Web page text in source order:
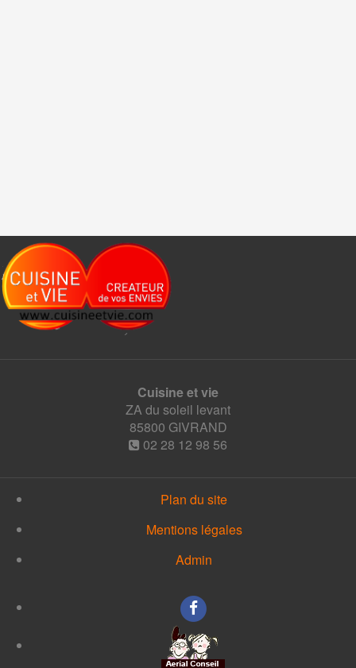
Cuisine et vie
ZA du soleil levant
85800 GIVRAND
02 28 12 98 56
Plan du site
Mentions légales
Admin